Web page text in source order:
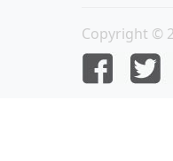
Copyright ©